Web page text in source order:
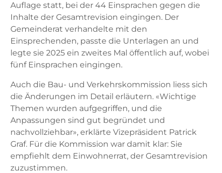
Auflage statt, bei der 44 Einsprachen gegen die
Inhalte der Gesamtrevision eingingen. Der
Gemeinderat verhandelte mit den
Einsprechenden, passte die Unterlagen an und
legte sie 2025 ein zweites Mal öffentlich auf, wobei
fünf Einsprachen eingingen.
Auch die Bau- und Verkehrskommission liess sich
die Änderungen im Detail erläutern. «Wichtige
Themen wurden aufgegriffen, und die
Anpassungen sind gut begründet und
nachvollziehbar», erklärte Vizepräsident Patrick
Graf. Für die Kommission war damit klar: Sie
empfiehlt dem Einwohnerrat, der Gesamtrevision
zuzustimmen.